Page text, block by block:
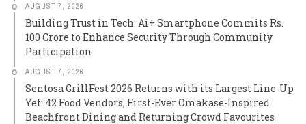
AUGUST 7, 2026
Building Trust in Tech: Ai+ Smartphone Commits Rs.
100 Crore to Enhance Security Through Community
Participation
AUGUST 7, 2026
Sentosa GrillFest 2026 Returns with its Largest Line-Up
Yet: 42 Food Vendors, First-Ever Omakase-Inspired
Beachfront Dining and Returning Crowd Favourites